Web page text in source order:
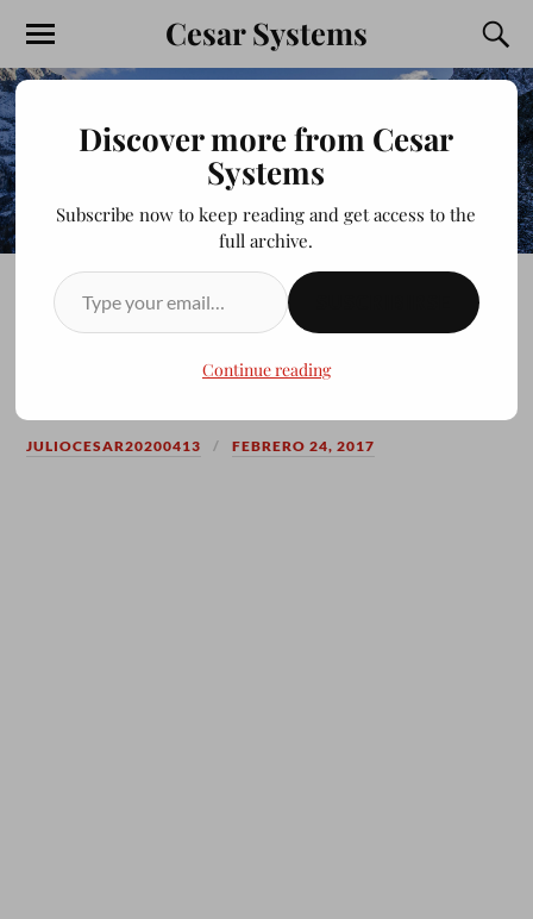
Cesar Systems
0 A.D. EN CHAKRA LINUX
2017 GAMEPLAY
JULIOCESAR20200413 FEBRERO 24, 2017
Discover more from Cesar
Systems
Subscribe now to keep reading and get access to the
full archive.
Continue reading